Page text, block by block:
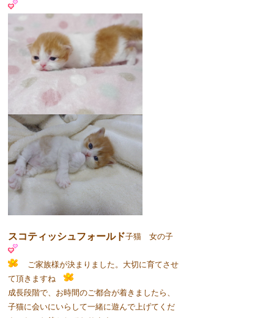
スコティッシュフォールド子猫 女の子
ご家族様が決まりました。大切に育てさせ
て頂きますね
成長段階で、お時間のご都合が着きましたら、
子猫に会いにいらして一緒に遊んで上げてくだ